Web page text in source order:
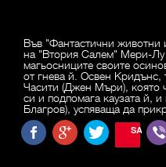
Във "Фантастични животни
на "Втория Салем" Мери-
магьосниците своите
от гнева й. Освен
Часити (Джен Мъри), която
си и подпомага каузата й,
Благров), успяваща да
SAVE